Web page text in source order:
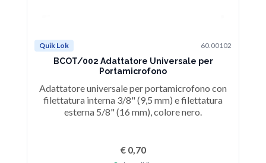
Quik Lok 60.00102
BCOT/002 Adattatore Universale per
Portamicrofono
Adattatore universale per portamicrofono con
filettatura interna 3/8" (9,5 mm) e filettatura
esterna 5/8" (16 mm), colore nero.
€ 0,70